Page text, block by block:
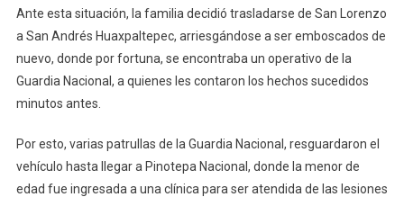
Ante esta situación, la familia decidió trasladarse de San Lorenzo
a San Andrés Huaxpaltepec, arriesgándose a ser emboscados de
nuevo, donde por fortuna, se encontraba un operativo de la
Guardia Nacional, a quienes les contaron los hechos sucedidos
minutos antes.
Por esto, varias patrullas de la Guardia Nacional, resguardaron el
vehículo hasta llegar a Pinotepa Nacional, donde la menor de
edad fue ingresada a una clínica para ser atendida de las lesiones